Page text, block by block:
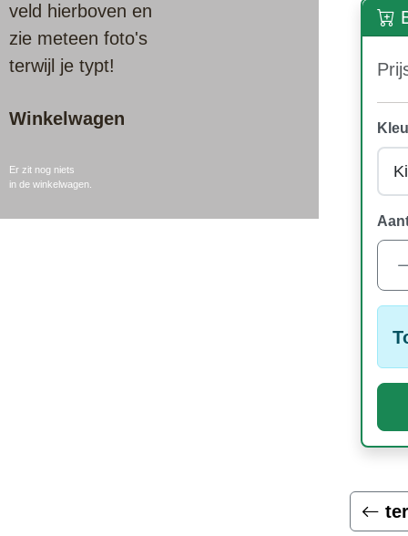
veld hierboven en
zie meteen foto's
terwijl je typt!
Winkelwagen
Er zit nog niets
in de winkelwagen.